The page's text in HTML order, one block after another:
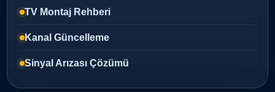
TV Montaj Rehberi
Kanal Güncelleme
Sinyal Arızası Çözümü